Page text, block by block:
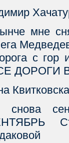
мне
с гор
ДОРОГИ
снова